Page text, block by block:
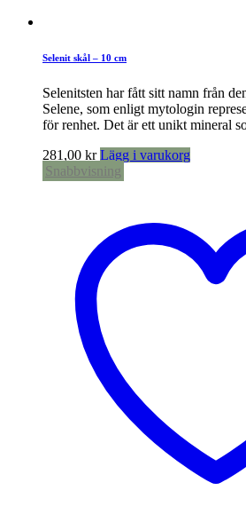
Selenit skål – 10 cm
Selenitsten har fått sitt namn från
Selene, som enligt mytologin
för renhet. Det är ett unikt mineral
281,00 kr Lägg i varukorg
Snabbvisning